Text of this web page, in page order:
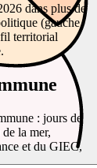
dans plus de
(gauche,
territorial
: jours de
la mer,
et du GIEC,